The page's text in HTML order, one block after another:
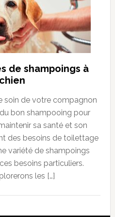
de shampoings à
soin de votre compagnon
bon shampooing pour
sa santé et son
des besoins de toilettage
variété de shampoings
besoins particuliers.
les […]